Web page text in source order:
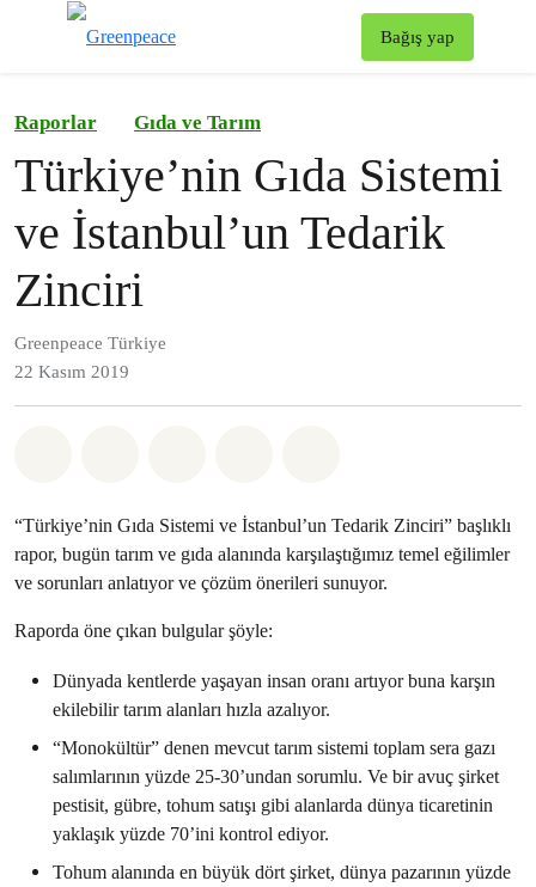
Bağış yap
Raporlar Gıda ve Tarım
Türkiye’nin Gıda Sistemi
ve İstanbul’un Tedarik
Zinciri
Greenpeace Türkiye
22 Kasım 2019
“Türkiye’nin Gıda Sistemi ve İstanbul’un Tedarik Zinciri” başlıklı
rapor, bugün tarım ve gıda alanında karşılaştığımız temel eğilimler
ve sorunları anlatıyor ve çözüm önerileri sunuyor.
Raporda öne çıkan bulgular şöyle:
Dünyada kentlerde yaşayan insan oranı artıyor buna karşın
ekilebilir tarım alanları hızla azalıyor.
“Monokültür” denen mevcut tarım sistemi toplam sera gazı
salımlarının yüzde 25-30’undan sorumlu. Ve bir avuç şirket
pestisit, gübre, tohum satışı gibi alanlarda dünya ticaretinin
yaklaşık yüzde 70’ini kontrol ediyor.
Tohum alanında en büyük dört şirket, dünya pazarının yüzde